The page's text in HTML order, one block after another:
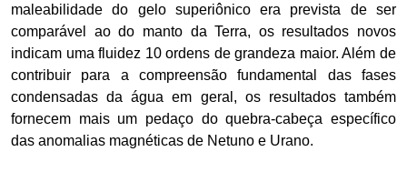
maleabilidade do gelo superiônico era prevista de ser
comparável ao do manto da Terra, os resultados novos
indicam uma fluidez 10 ordens de grandeza maior. Além de
contribuir para a compreensão fundamental das fases
condensadas da água em geral, os resultados também
fornecem mais um pedaço do quebra-cabeça específico
das anomalias magnéticas de Netuno e Urano.